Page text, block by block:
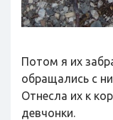
Потом я их
обращались с
Отнесла их к
девчонки.